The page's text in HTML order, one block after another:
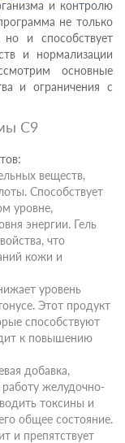
и контролю
не только
и способствует
и нормализации
основные
и ограничения с
C9
веществ,
Способствует
уровне,
энергии. Гель
что
кожи и
уровень
Этот продукт
способствуют
к повышению
добавка,
желудочно-
токсины и
общее состояние.
и препятствует